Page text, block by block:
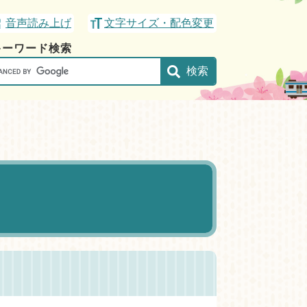
音声読み上げ 文字サイズ・配色変更
ーワード検索